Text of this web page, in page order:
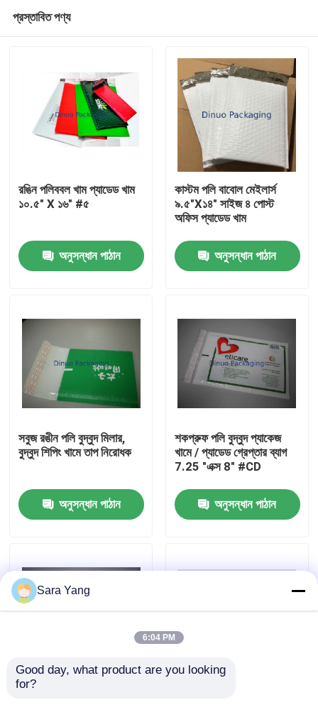
পণ্য
ভিডিও
আমাদের সম্পর্কে
কারখানা ভ্রমণ
আমাদের সাথে যোগাযোগ করুন
মামলা
প্রস্তাবিত পণ্য
রঙিন পলিববল খাম প্যাডেড খাম
১০.৫" X ১৬" #৫
অনুসন্ধান পাঠান
কাস্টম পলি বাবোল মেইলার্স
৯.৫"X১৪" সাইজ ৪ পোস্ট
অফিস প্যাডেড খাম
অনুসন্ধান পাঠান
সবুজ রঙীন পলি বুদ্বুদ মিলার,
বুদ্বুদ শিপিং খামে তাপ নিরোধক
অনুসন্ধান পাঠান
শকপ্রুফ পলি বুদ্বুদ প্যাকেজ
খামে / প্যাডেড গ্রেপ্তার ব্যাগ
7.25 "এক্স 8" #CD
অনুসন্ধান পাঠান
প্যাডেড মেইলিং খামে বাবল
Sara Yang
6:04 PM
Good day, what product are you looking
for?